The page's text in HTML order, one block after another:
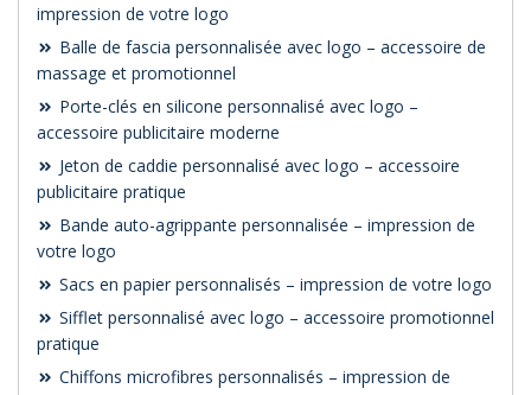
impression de votre logo
Balle de fascia personnalisée avec logo – accessoire de
massage et promotionnel
Porte-clés en silicone personnalisé avec logo –
accessoire publicitaire moderne
Jeton de caddie personnalisé avec logo – accessoire
publicitaire pratique
Bande auto-agrippante personnalisée – impression de
votre logo
Sacs en papier personnalisés – impression de votre logo
Sifflet personnalisé avec logo – accessoire promotionnel
pratique
Chiffons microfibres personnalisés – impression de